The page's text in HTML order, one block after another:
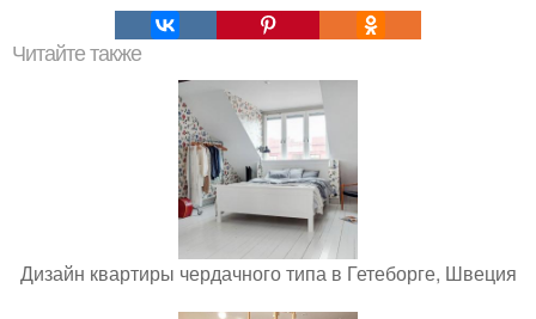
Читайте также
Дизайн квартиры чердачного типа в Гетеборге, Швеция